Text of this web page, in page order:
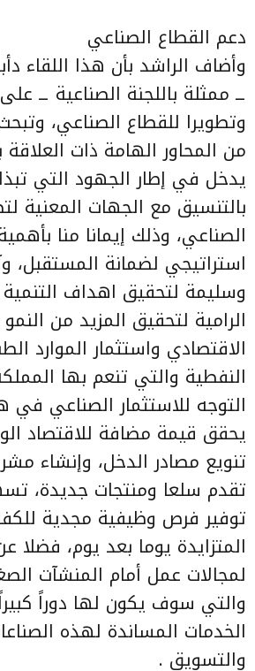
دعم القطاع الصناعي
وأضاف الراشد بأن هذا اللقاء
ــ ممثلة باللجنة الصناعية ــ
وتطويرا للقطاع الصناعي،
من المحاور الهامة ذات العلاقة
يدخل في إطار الجهود التي
بالتنسيق مع الجهات المعنية
الصناعي، وذلك إيمانا منا
استراتيجي لضمانة المستقبل،
وسليمة لتحقيق اهداف
الرامية لتحقيق المزيد من
الاقتصادي واستثمار الموارد
النفطية والتي تنعم بها
التوجه للاستثمار الصناعي في
يحقق قيمة مضافة للاقتصاد
تنويع مصادر الدخل، وإنشاء
تقدم سلعا ومنتجات جديدة،
توفير فرص وظيفية مجدية
المتزايدة يوما بعد يوم، فضلا
لمجالات عمل أمام المنشآت
والتي سوف يكون لها دوراً
الخدمات المساندة لهذه
والتسويق .